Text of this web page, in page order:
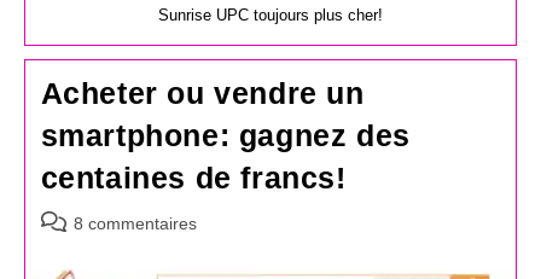
Sunrise UPC toujours plus cher!
Acheter ou vendre un
smartphone: gagnez des
centaines de francs!
Commentaires
8 commentaires